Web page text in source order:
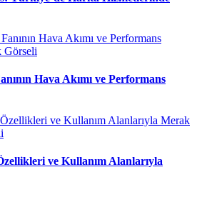
Hava Akımı ve Performans
ve Kullanım Alanlarıyla